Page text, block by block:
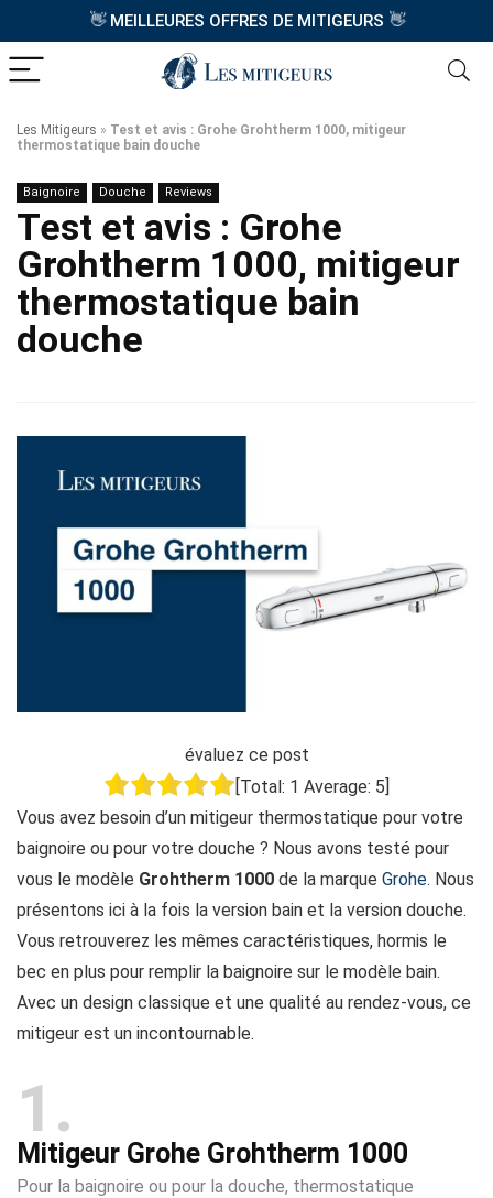
👋MEILLEURES OFFRES DE MITIGEURS 👋
Les Mitigeurs » Test et avis : Grohe Grohtherm 1000, mitigeur
thermostatique bain douche
Baignoire Douche Reviews
Test et avis : Grohe
Grohtherm 1000, mitigeur
thermostatique bain
douche
évaluez ce post
[Total: 1 Average: 5]
Vous avez besoin d’un mitigeur thermostatique pour votre
baignoire ou pour votre douche ? Nous avons testé pour
vous le modèle Grohtherm 1000 de la marque Grohe. Nous
présentons ici à la fois la version bain et la version douche.
Vous retrouverez les mêmes caractéristiques, hormis le
bec en plus pour remplir la baignoire sur le modèle bain.
Avec un design classique et une qualité au rendez-vous, ce
mitigeur est un incontournable.
1
Mitigeur Grohe Grohtherm 1000
Pour la baignoire ou pour la douche, thermostatique